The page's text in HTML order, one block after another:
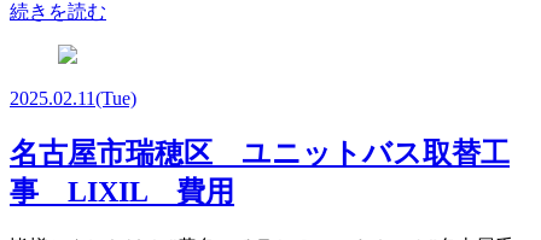
続きを読む
2025.02.11(Tue)
名古屋市瑞穂区 ユニットバス取替工
事 LIXIL 費用